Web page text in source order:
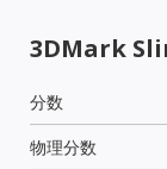
3DMark
分数
物理分数